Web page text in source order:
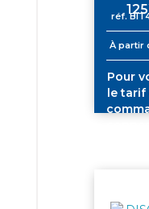
réf.
À partir
Pour
le tarif